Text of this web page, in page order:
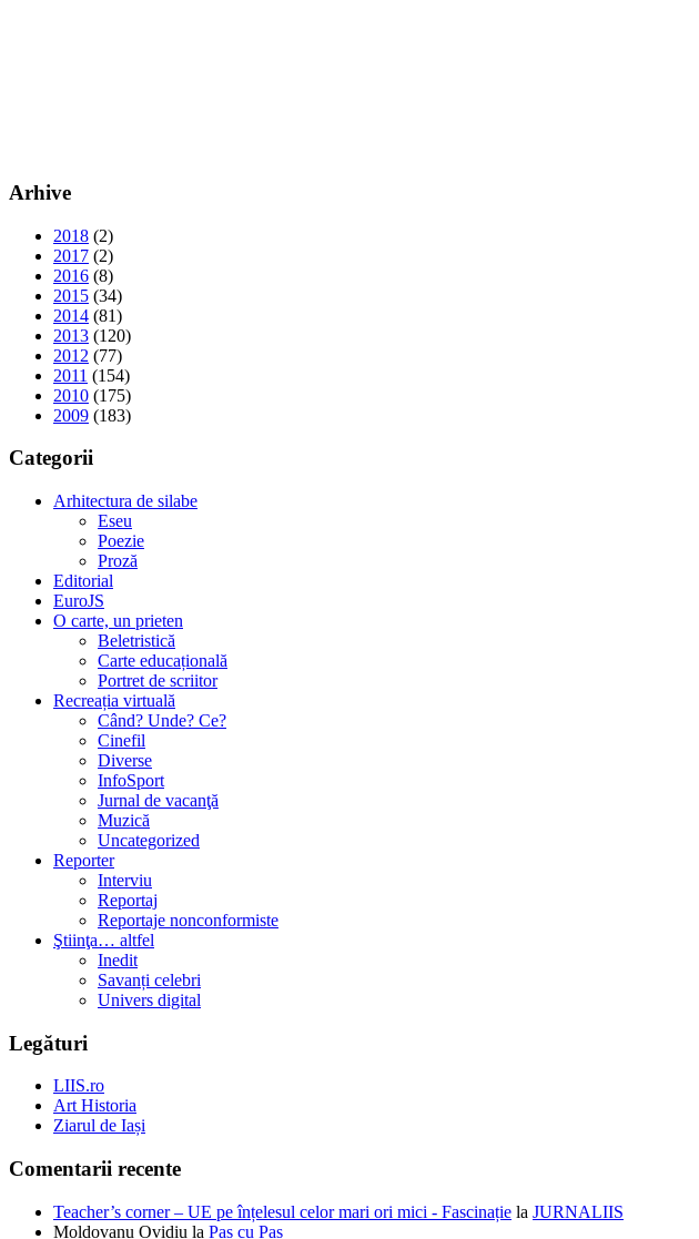
Arhive
2018 (2)
2017 (2)
2016 (8)
2015 (34)
2014 (81)
2013 (120)
2012 (77)
2011 (154)
2010 (175)
2009 (183)
Categorii
Arhitectura de silabe
Eseu
Poezie
Proză
Editorial
EuroJS
O carte, un prieten
Beletristică
Carte educațională
Portret de scriitor
Recreația virtuală
Când? Unde? Ce?
Cinefil
Diverse
InfoSport
Jurnal de vacanţă
Muzică
Uncategorized
Reporter
Interviu
Reportaj
Reportaje nonconformiste
Ştiinţa… altfel
Inedit
Savanți celebri
Univers digital
Legături
LIIS.ro
Art Historia
Ziarul de Iași
Comentarii recente
Teacher’s corner – UE pe înțelesul celor mari ori mici - Fascinație la JURNALIIS
Moldovanu Ovidiu la Pas cu Pas